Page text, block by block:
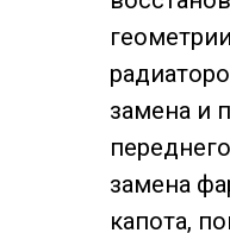
замена и
замена
капота,